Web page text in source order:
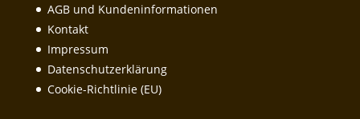
AGB und Kundeninformationen
Kontakt
Impressum
Datenschutzerklärung
Cookie-Richtlinie (EU)